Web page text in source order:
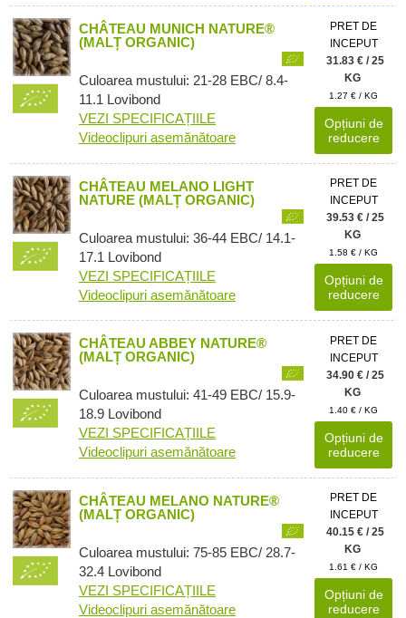
CHÂTEAU MUNICH NATURE®
(MALȚ ORGANIC)
Culoarea mustului: 21-28 EBC/ 8.4-
11.1 Lovibond
VEZI SPECIFICAȚIILE
Videoclipuri asemănătoare
PRET DE
INCEPUT
31.83 € / 25
KG
1.27 € / KG
Opțiuni de
reducere
CHÂTEAU MELANO LIGHT
NATURE (MALȚ ORGANIC)
Culoarea mustului: 36-44 EBC/ 14.1-
17.1 Lovibond
VEZI SPECIFICAȚIILE
Videoclipuri asemănătoare
PRET DE
INCEPUT
39.53 € / 25
KG
1.58 € / KG
Opțiuni de
reducere
CHÂTEAU ABBEY NATURE®
(MALȚ ORGANIC)
Culoarea mustului: 41-49 EBC/ 15.9-
18.9 Lovibond
VEZI SPECIFICAȚIILE
Videoclipuri asemănătoare
PRET DE
INCEPUT
34.90 € / 25
KG
1.40 € / KG
Opțiuni de
reducere
CHÂTEAU MELANO NATURE®
(MALȚ ORGANIC)
Culoarea mustului: 75-85 EBC/ 28.7-
32.4 Lovibond
VEZI SPECIFICAȚIILE
Videoclipuri asemănătoare
PRET DE
INCEPUT
40.15 € / 25
KG
1.61 € / KG
Opțiuni de
reducere